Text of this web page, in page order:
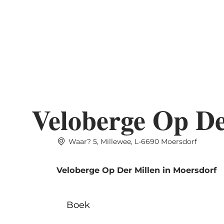
Veloberge Op
Waar? 5, Millewee, L-6690 Moersdorf
Veloberge Op Der Millen in Moersdorf
Boek